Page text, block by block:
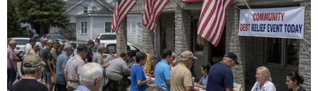
30/12/2019 03:37